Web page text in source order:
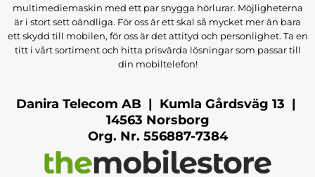
multimediemaskin med ett par snygga hörlurar. Möjligheterna
är i stort sett oändliga. För oss är ett skal så mycket mer än bara
ett skydd till mobilen, för oss är det attityd och personlighet. Ta en
titt i vårt sortiment och hitta prisvärda lösningar som passar till
din mobiltelefon!
Danira Telecom AB | Kumla Gårdsväg 13 |
14563 Norsborg
Org. Nr. 556887-7384